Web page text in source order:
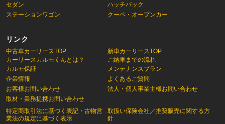
セダン
ハッチバック
ステーションワゴン
クーペ・オープンカー
リンク
中古車カーリースTOP
カーリースカルモくんとは？
新車カーリースTOP
ご納車までの流れ
カルモ保証
企業情報
お客様お問い合わせ
取材・業務提携お問い合わせ
特定商取引法に基づく表記・古物営
業法の規定に基づく表示
メンテナンスプラン
よくあるご質問
法人・個人事業主様お問い合わせ
取扱い保険会社／推奨販売に関する方
針